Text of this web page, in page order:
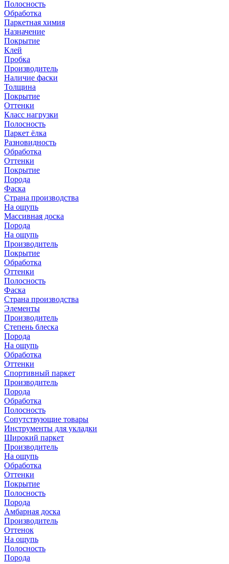
Полосность
Обработка
Паркетная химия
Назначение
Покрытие
Клей
Пробка
Производитель
Наличие фаски
Толщина
Покрытие
Оттенки
Класс нагрузки
Полосность
Паркет ёлка
Разновидность
Обработка
Оттенки
Покрытие
Порода
Фаска
Страна производства
На ощупь
Массивная доска
Порода
На ощупь
Производитель
Покрытие
Обработка
Оттенки
Полосность
Фаска
Страна производства
Элементы
Производитель
Степень блеска
Порода
На ощупь
Обработка
Оттенки
Спортивный паркет
Производитель
Порода
Обработка
Полосность
Сопутствующие товары
Инструменты для укладки
Широкий паркет
Производитель
На ощупь
Обработка
Оттенки
Покрытие
Полосность
Порода
Амбарная доска
Производитель
Оттенок
На ощупь
Полосность
Порода